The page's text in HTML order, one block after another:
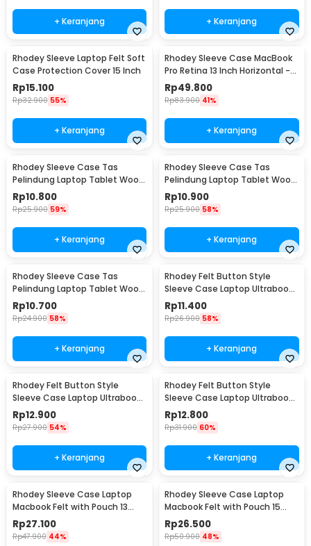
+ Keranjang + Keranjang
Rhodey Sleeve Laptop Felt Soft
Case Protection Cover 15 Inch
Rp15.100
Rp32.900 55%
+ Keranjang
Rhodey Sleeve Case MacBook
Pro Retina 13 Inch Horizontal -
C2202
Rp49.800
Rp83.900 41%
+ Keranjang
Rhodey Sleeve Case Tas
Pelindung Laptop Tablet Wool
Felt 11 Inch - DA98
Rp10.800
Rp25.900 59%
+ Keranjang
Rhodey Sleeve Case Tas
Pelindung Laptop Tablet Wool
Felt 15 Inch - DA98
Rp10.900
Rp25.900 58%
+ Keranjang
Rhodey Sleeve Case Tas
Pelindung Laptop Tablet Wool
Felt 13 Inch - DA98
Rp10.700
Rp24.900 58%
+ Keranjang
Rhodey Felt Button Style
Sleeve Case Laptop Ultrabook
11 Inch - DA58
Rp11.400
Rp26.900 58%
+ Keranjang
Rhodey Felt Button Style
Sleeve Case Laptop Ultrabook
13 Inch - DA58
Rp12.900
Rp27.900 54%
+ Keranjang
Rhodey Felt Button Style
Sleeve Case Laptop Ultrabook
15 Inch - DA58
Rp12.800
Rp31.900 60%
+ Keranjang
Rhodey Sleeve Case Laptop
Macbook Felt with Pouch 13
Inch - AK01
Rp27.100
Rp47.900 44%
Rhodey Sleeve Case Laptop
Macbook Felt with Pouch 15
Inch - AK01
Rp26.500
Rp50.900 48%